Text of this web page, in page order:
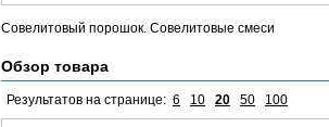
Совелитовый порошок. Совелитовые смеси
Обзор товара
Результатов на странице: 6 10 20 50 100